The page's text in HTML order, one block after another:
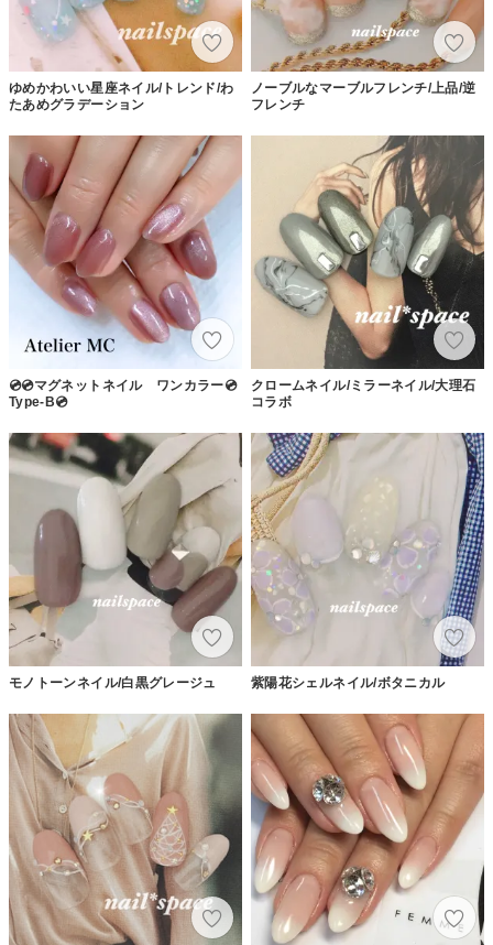
ゆめかわいい星座ネイル/トレンド/わ
たあめグラデーション
ノーブルなマーブルフレンチ/上品/逆
フレンチ
💿💿マグネットネイル ワンカラー💿
Type-B💿
クロームネイル/ミラーネイル/大理石
コラボ
モノトーンネイル/白黒グレージュ 紫陽花シェルネイル/ボタニカル